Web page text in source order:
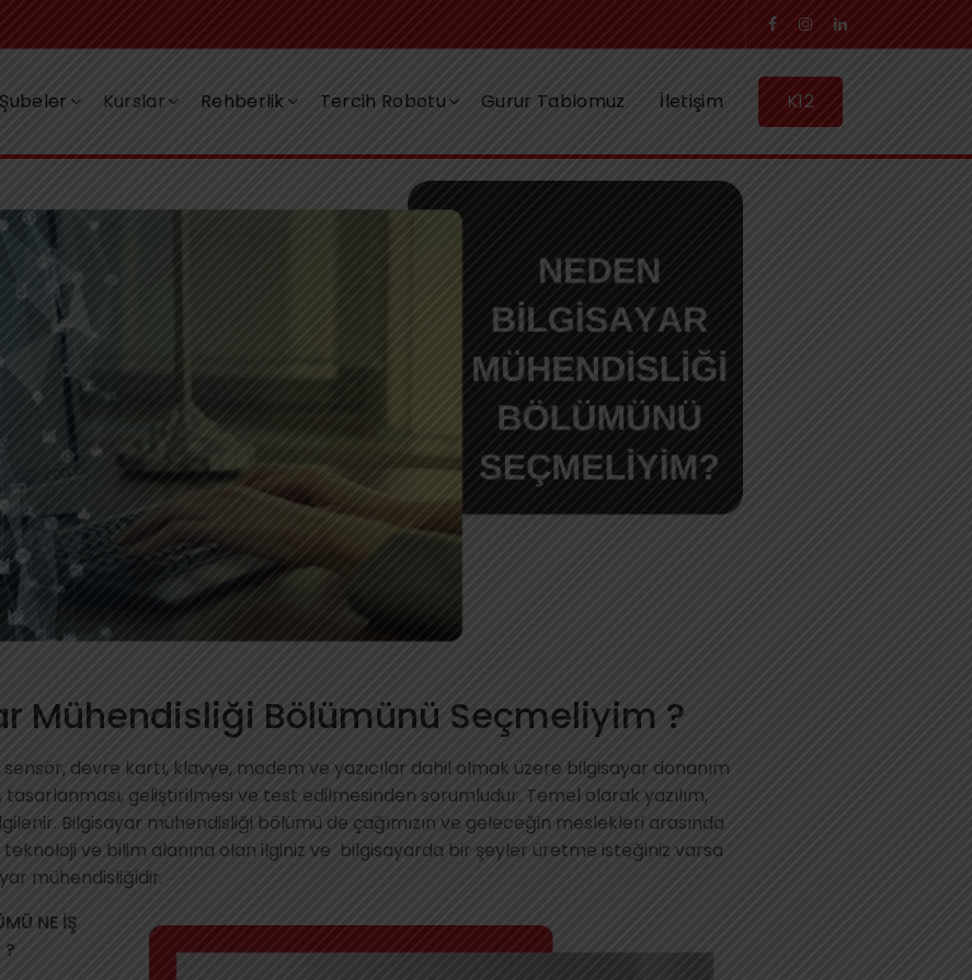
Şubeler Kurslar Rehberlik Tercih Robotu Gurur Tablomuz İletişim K12
Mühendisliği Bölümünü Seçmeliyim ?
devre kartı, klavye, modem ve yazıcılar dahil olmak üzere bilgisayar donanım
tasarlanması, geliştirilmesi ve test edilmesinden sorumludur. Temel olarak yazılım,
Bilgisayar mühendisliği bölümü de çağımızın ve geleceğin meslekleri arasında
ve bilim alanına olan ilginiz ve bilgisayarda bir şeyler üretme isteğiniz varsa
mühendisliğidir.
NE İŞ
?